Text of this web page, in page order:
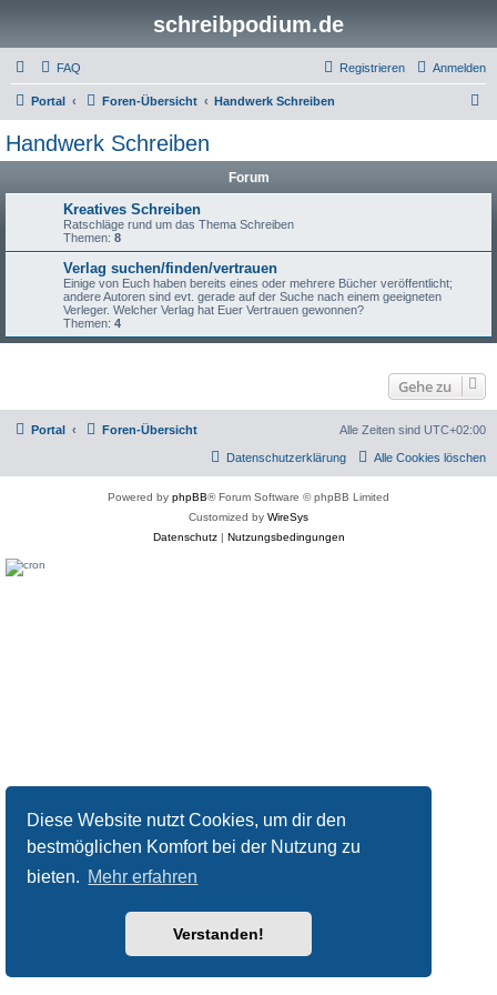
Diese Website nutzt Cookies, um dir den
bestmöglichen Komfort bei der Nutzung zu
bieten. Mehr erfahren
Verstanden!
schreibpodium.de
FAQ Anmelden
Registrieren
Portal Foren-Übersicht Handwerk Schreiben
Handwerk Schreiben
Forum
Kreatives Schreiben
Ratschläge rund um das Thema Schreiben
Themen: 8
Verlag suchen/finden/vertrauen
Einige von Euch haben bereits eines oder mehrere Bücher veröffentlicht;
andere Autoren sind evt. gerade auf der Suche nach einem geeigneten
Verleger. Welcher Verlag hat Euer Vertrauen gewonnen?
Themen: 4
Gehe zu
Portal Foren-Übersicht Alle Zeiten sind UTC+02:00
Alle Cookies löschen
Datenschutzerklärung
Powered by phpBB® Forum Software © phpBB Limited
Customized by WireSys
Datenschutz| Nutzungsbedingungen